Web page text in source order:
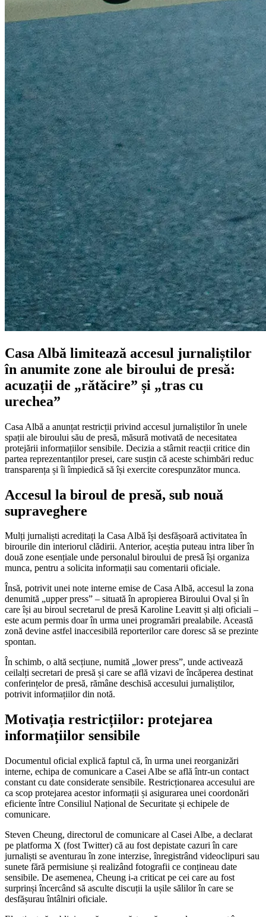
Casa Albă limitează accesul jurnaliștilor
în anumite zone ale biroului de presă:
acuzații de „rătăcire” și „tras cu
urechea”
Casa Albă a anunțat restricții privind accesul jurnaliștilor în unele
spații ale biroului său de presă, măsură motivată de necesitatea
protejării informațiilor sensibile. Decizia a stârnit reacții critice din
partea reprezentanților presei, care susțin că aceste schimbări reduc
transparența și îi împiedică să își exercite corespunzător munca.
Accesul la biroul de presă, sub nouă
supraveghere
Mulți jurnaliști acreditați la Casa Albă își desfășoară activitatea în
birourile din interiorul clădirii. Anterior, aceștia puteau intra liber în
două zone esențiale unde personalul biroului de presă își organiza
munca, pentru a solicita informații sau comentarii oficiale.
Însă, potrivit unei note interne emise de Casa Albă, accesul la zona
denumită „upper press” – situată în apropierea Biroului Oval și în
care își au biroul secretarul de presă Karoline Leavitt și alți oficiali –
este acum permis doar în urma unei programări prealabile. Această
zonă devine astfel inaccesibilă reporterilor care doresc să se prezinte
spontan.
În schimb, o altă secțiune, numită „lower press”, unde activează
ceilalți secretari de presă și care se află vizavi de încăperea destinat
conferințelor de presă, rămâne deschisă accesului jurnaliștilor,
potrivit informațiilor din notă.
Motivația restricțiilor: protejarea
informațiilor sensibile
Documentul oficial explică faptul că, în urma unei reorganizări
interne, echipa de comunicare a Casei Albe se află într-un contact
constant cu date considerate sensibile. Restricționarea accesului are
ca scop protejarea acestor informații și asigurarea unei coordonări
eficiente între Consiliul Național de Securitate și echipele de
comunicare.
Steven Cheung, directorul de comunicare al Casei Albe, a declarat
pe platforma X (fost Twitter) că au fost depistate cazuri în care
jurnaliști se aventurau în zone interzise, înregistrând videoclipuri sau
sunete fără permisiune și realizând fotografii ce conțineau date
sensibile. De asemenea, Cheung i-a criticat pe cei care au fost
surprinși încercând să asculte discuții la ușile sălilor în care se
desfășurau întâlniri oficiale.